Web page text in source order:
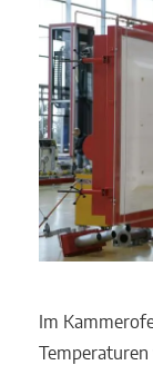
Im
Temperaturen